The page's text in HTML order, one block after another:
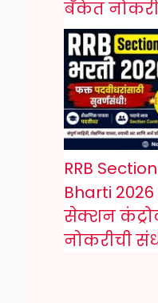
बँकेत
RRB
Bharti
सेक्शन
नोकरीची